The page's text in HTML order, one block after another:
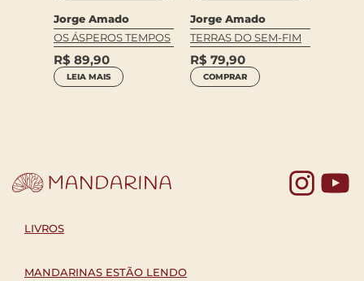
Jorge Amado
OS ÁSPEROS TEMPOS
R$ 89,90
LEIA MAIS
Jorge Amado
TERRAS DO SEM-FIM
R$ 79,90
COMPRAR
LIVROS
MANDARINAS ESTÃO LENDO